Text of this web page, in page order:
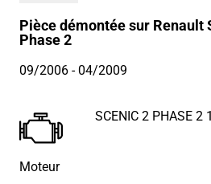
Pièce démontée sur Renault
Phase 2
09/2006- 04/2009
Moteur
SCENIC 2 PHASE 2